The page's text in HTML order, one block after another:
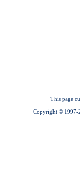
This page
Copyright © 1997-